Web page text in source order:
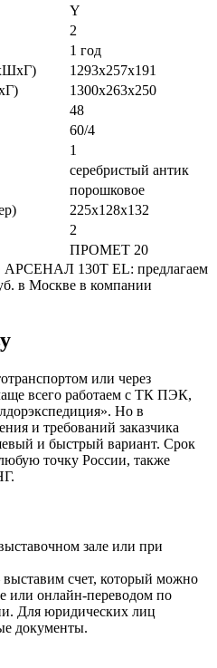
Y
2
1 год
1293x257x191
1300x263x250
48
60/4
1
серебристый антик
порошковое
225x128x132
2
ПРОМЕТ 20
130Т EL: предлагаем
в Москве в компании
или через
всего работаем с ТК ПЭК,
Но в
и требований заказчика
и быстрый вариант. Срок
точку России, также
зале или при
счет, который можно
или онлайн-переводом по
Для юридических лиц
документы.